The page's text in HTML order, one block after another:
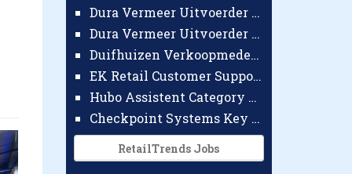
Dura Vermeer Uitvoerder GWW Amsterdam
Dura Vermeer Uitvoerder Civiel Nijmegen
Duifhuizen Verkoopmedewerker Ridderkerk
EK Retail Customer Support Omnichannel
Hubo Assistent Category Manager
Checkpoint Systems Key Accountmanager Benelux
RetailTrends Jobs